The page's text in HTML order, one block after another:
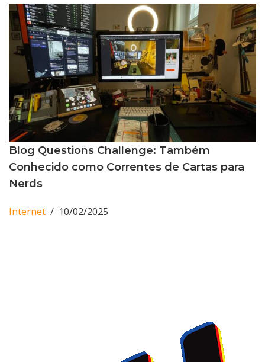
Blog Questions Challenge: Também
Conhecido como Correntes de Cartas para
Nerds
Internet 10/02/2025